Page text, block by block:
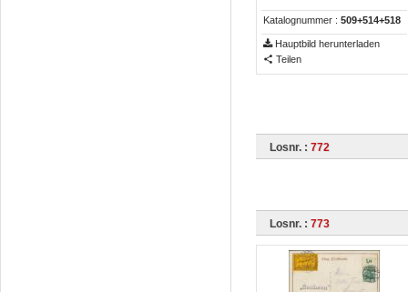
Katalognummer : 509+514+518
Hauptbild herunterladen
Teilen
Losnr. : 772
Losnr. : 773